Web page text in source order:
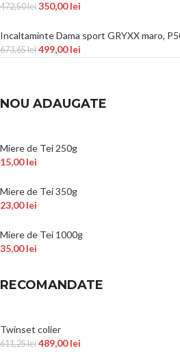
472,50lei 350,00lei
Incaltaminte Dama sport GRYXX maro,
673,65lei 499,00lei
NOU ADAUGATE
Miere de Tei 250g
15,00lei
Miere de Tei 350g
23,00lei
Miere de Tei 1000g
35,00lei
RECOMANDATE
Twinset colier
611,25lei 489,00lei